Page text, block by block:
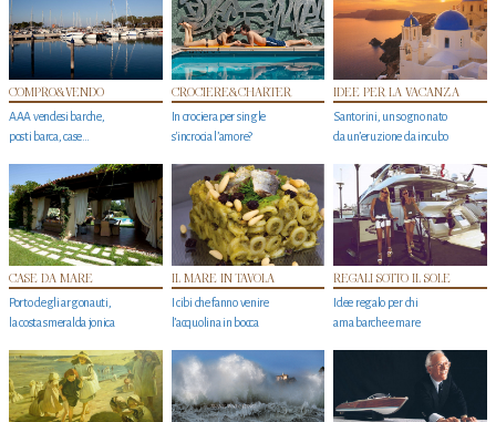
COMPRO&VENDO
AAA vendesi barche,
posti barca, case…
CROCIERE&CHARTER
In crociera per single
s'incrocia l’amore?
IDEE PER LA VACANZA
Santorini, un sogno nato
da un’eruzione da incubo
CASE DA MARE
Porto degli argonauti,
la costa smeralda jonica
IL MARE IN TAVOLA
I cibi che fanno venire
l’acquolina in bocca
REGALI SOTTO IL SOLE
Idee regalo per chi
ama barche e mare